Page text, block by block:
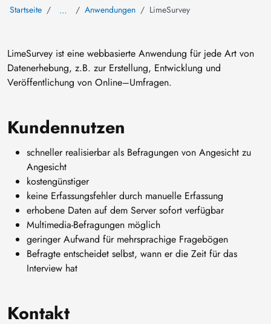
Startseite … Anwendungen LimeSurvey
LimeSurvey ist eine webbasierte Anwendung für jede Art von
Datenerhebung, z.B. zur Erstellung, Entwicklung und
Veröffentlichung von Online–Umfragen.
Kundennutzen
schneller realisierbar als Befragungen von Angesicht zu
Angesicht
kostengünstiger
keine Erfassungsfehler durch manuelle Erfassung
erhobene Daten auf dem Server sofort verfügbar
Multimedia-Befragungen möglich
geringer Aufwand für mehrsprachige Fragebögen
Befragte entscheidet selbst, wann er die Zeit für das
Interview hat
Kontakt